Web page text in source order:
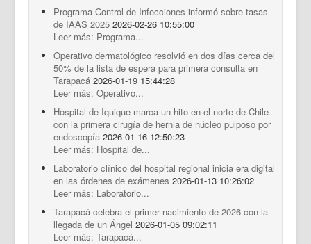
Programa Control de Infecciones informó sobre tasas
de IAAS 2025 2026-02-26 10:55:00
Leer más: Programa...
Operativo dermatológico resolvió en dos días cerca del
50% de la lista de espera para primera consulta en
Tarapacá 2026-01-19 15:44:28
Leer más: Operativo...
Hospital de Iquique marca un hito en el norte de Chile
con la primera cirugía de hernia de núcleo pulposo por
endoscopía 2026-01-16 12:50:23
Leer más: Hospital de...
Laboratorio clínico del hospital regional inicia era digital
en las órdenes de exámenes 2026-01-13 10:26:02
Leer más: Laboratorio...
Tarapacá celebra el primer nacimiento de 2026 con la
llegada de un Ángel 2026-01-05 09:02:11
Leer más: Tarapacá...